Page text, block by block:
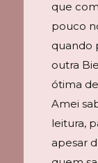
que
pouco
quando
outra
ótima
Amei
leitura,
apesar